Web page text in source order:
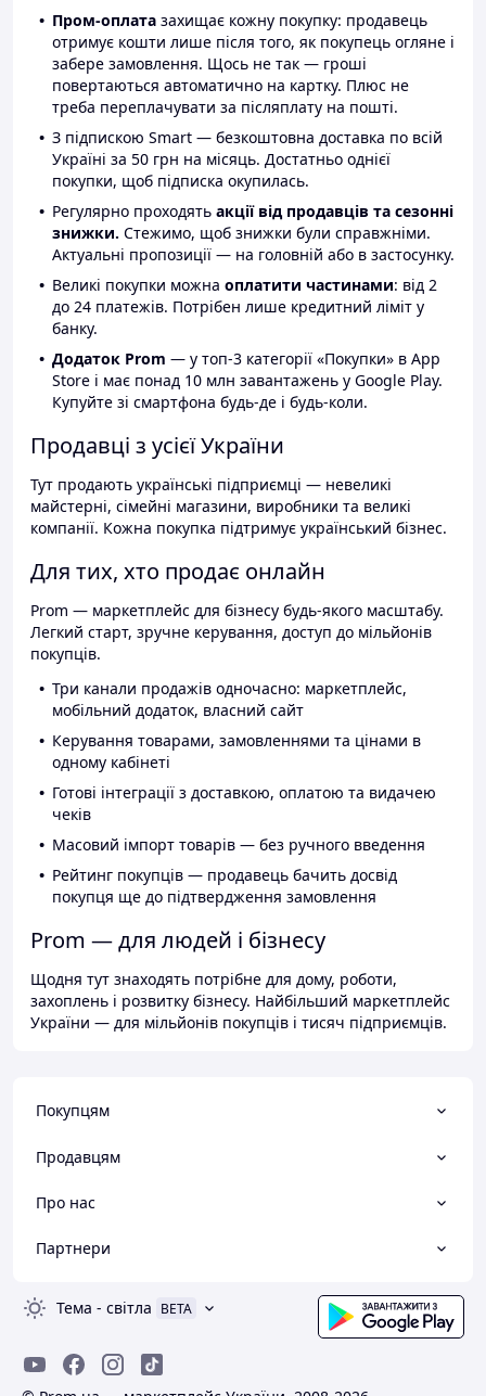
Пром-оплата захищає кожну покупку: продавець
отримує кошти лише після того, як покупець огляне і
забере замовлення. Щось не так — гроші
повертаються автоматично на картку. Плюс не
треба переплачувати за післяплату на пошті.
З підпискою Smart — безкоштовна доставка по всій
Україні за 50 грн на місяць. Достатньо однієї
покупки, щоб підписка окупилась.
Регулярно проходять акції від продавців та сезонні
знижки. Стежимо, щоб знижки були справжніми.
Актуальні пропозиції — на головній або в застосунку.
Великі покупки можна оплатити частинами: від 2
до 24 платежів. Потрібен лише кредитний ліміт у
банку.
Додаток Prom — у топ-3 категорії «Покупки» в App
Store і має понад 10 млн завантажень у Google Play.
Купуйте зі смартфона будь-де і будь-коли.
Продавці з усієї України
Тут продають українські підприємці — невеликі
майстерні, сімейні магазини, виробники та великі
компанії. Кожна покупка підтримує український бізнес.
Для тих, хто продає онлайн
Prom — маркетплейс для бізнесу будь-якого масштабу.
Легкий старт, зручне керування, доступ до мільйонів
покупців.
Три канали продажів одночасно: маркетплейс,
мобільний додаток, власний сайт
Керування товарами, замовленнями та цінами в
одному кабінеті
Готові інтеграції з доставкою, оплатою та видачею
чеків
Масовий імпорт товарів — без ручного введення
Рейтинг покупців — продавець бачить досвід
покупця ще до підтвердження замовлення
Prom — для людей і бізнесу
Щодня тут знаходять потрібне для дому, роботи,
захоплень і розвитку бізнесу. Найбільший маркетплейс
України — для мільйонів покупців і тисяч підприємців.
Покупцям
Продавцям
Про нас
Партнери
Тема - світла BETA